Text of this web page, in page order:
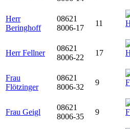
Herr
Beringhoff
08621
8006-17
11
Herr Fellner
08621
8006-22
17
Frau
Flötzinger
08621
8006-32
9
Frau Geigl
08621
8006-35
9